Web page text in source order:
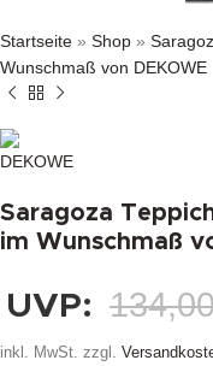
Startseite » Shop »
Wunschmaß von DEKOWE
Saragoza
im Wunschmaß
UVP:
inkl. MwSt. zzgl.